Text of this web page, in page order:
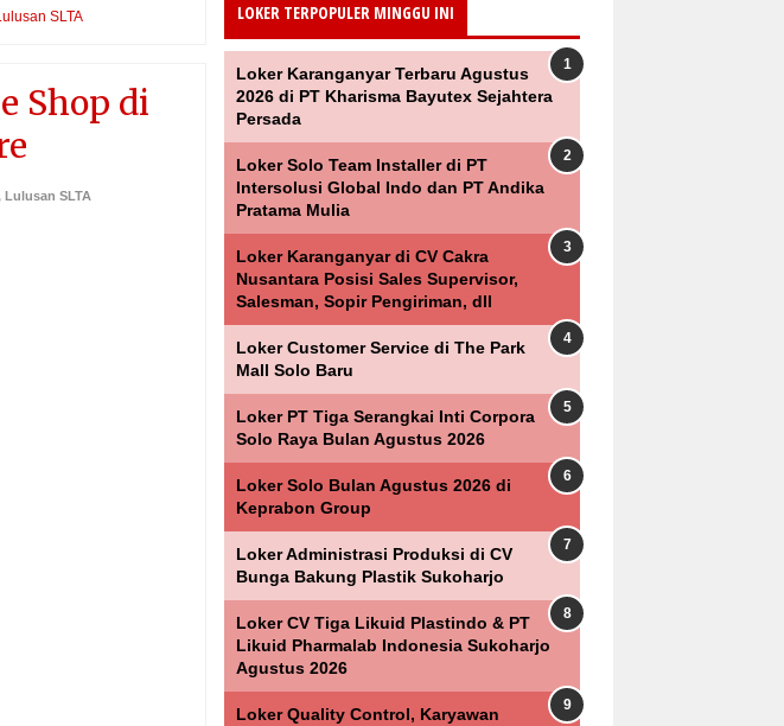
SLTA
Shop di
Lulusan SLTA
LOKER TERPOPULER MINGGU INI
Loker Karanganyar Terbaru Agustus
2026 di PT Kharisma Bayutex Sejahtera
Persada
Loker Solo Team Installer di PT
Intersolusi Global Indo dan PT Andika
Pratama Mulia
Loker Karanganyar di CV Cakra
Nusantara Posisi Sales Supervisor,
Salesman, Sopir Pengiriman, dll
Loker Customer Service di The Park
Mall Solo Baru
Loker PT Tiga Serangkai Inti Corpora
Solo Raya Bulan Agustus 2026
Loker Solo Bulan Agustus 2026 di
Keprabon Group
Loker Administrasi Produksi di CV
Bunga Bakung Plastik Sukoharjo
Loker CV Tiga Likuid Plastindo & PT
Likuid Pharmalab Indonesia Sukoharjo
Agustus 2026
Loker Quality Control, Karyawan